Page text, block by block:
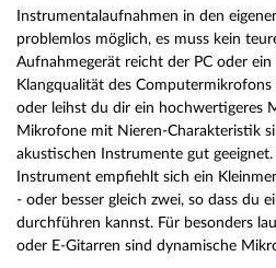
Instrumentalaufnahmen in den
problemlos möglich, es muss kein
Aufnahmegerät reicht der PC oder
Klangqualität des
oder leihst du dir ein hochwertigeres
Mikrofone mit Nieren-Charakteristik
akustischen Instrumente gut
Instrument empfiehlt sich ein
- oder besser gleich zwei, so dass du
durchführen kannst. Für besonders
oder E-Gitarren sind dynamische